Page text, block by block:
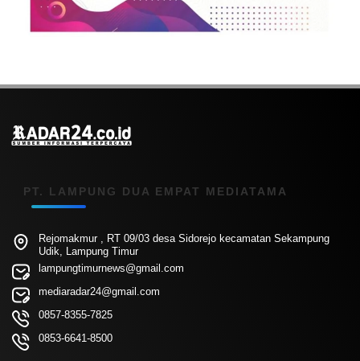
PT. LAMPUNG DUA EMPAT MEDIATAMA
Rejomakmur , RT 09/03 desa Sidorejo kecamatan Sekampung
Udik, Lampung Timur
lampungtimurnews@gmail.com
mediaradar24@gmail.com
0857-8355-7825
0853-6641-8500